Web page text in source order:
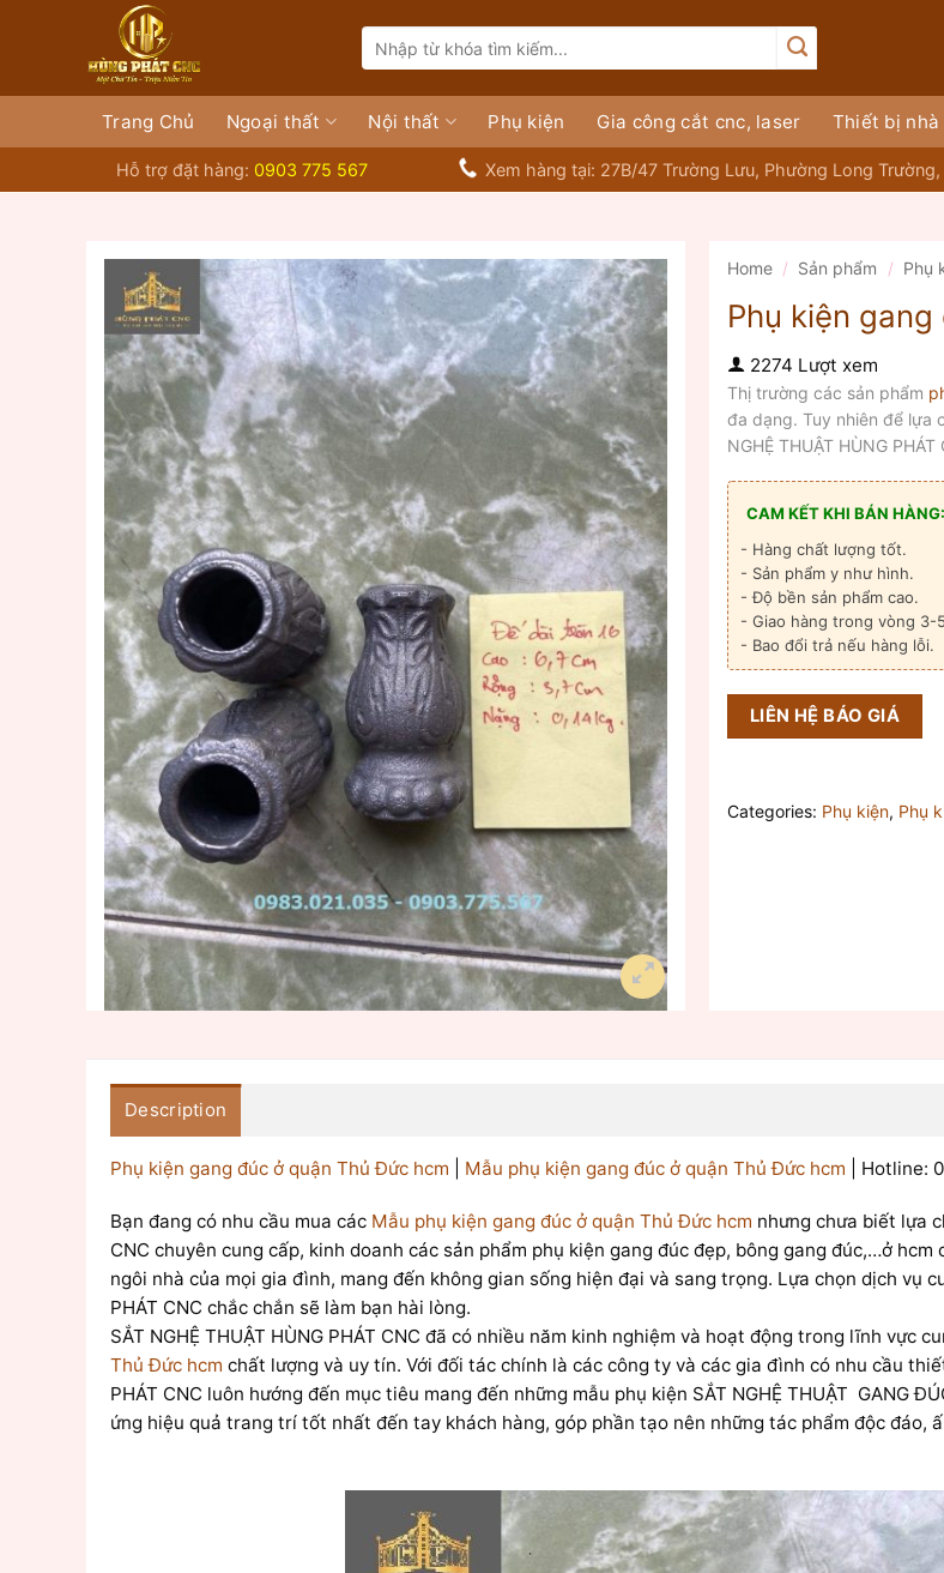
dung
for:
Trang Chủ Ngoại thất Nội thất Phụ kiện Gia công cắt cnc, laser Thiết bị nhà
Hỗ trợ đặt hàng: 0903 775 567 Xem hàng tại: 27B/47 Trường Lưu, Phường Long
Home / Sản phẩm / Phụ
Phụ kiện
2274 Lượt xem
Thị trường các sản phẩm
đa dạng. Tuy nhiên để lựa
NGHỆ THUẬT HÙNG
CAM KẾT KHI BÁN HÀNG:
- Hàng chất lượng tốt.
- Sản phẩm y như hình.
- Độ bền sản phẩm cao.
- Giao hàng trong vòng 3-
- Bao đổi trả nếu hàng lỗi.
LIÊN HỆ BÁO GIÁ
Categories: Phụ kiện, Phụ
Description
Phụ kiện gang đúc ở quận Thủ Đức hcm Mẫu phụ kiện gang đúc ở quận Thủ Đức hcm | Hotline:
Bạn đang có nhu cầu mua các Mẫu phụ kiện gang đúc ở quận Thủ Đức hcm nhưng chưa biết lựa
CNC chuyên cung cấp, kinh doanh các sản phẩm phụ kiện gang đúc đẹp, bông gang đúc,…ở
ngôi nhà của mọi gia đình, mang đến không gian sống hiện đại và sang trọng. Lựa chọn dịch vụ
PHÁT CNC chắc chắn sẽ làm bạn hài lòng.
SẮT NGHỆ THUẬT HÙNG PHÁT CNC đã có nhiều năm kinh nghiệm và hoạt động trong lĩnh vực
Thủ Đức hcm chất lượng và uy tín. Với đối tác chính là các công ty và các gia đình có nhu cầu
PHÁT CNC luôn hướng đến mục tiêu mang đến những mẫu phụ kiện SẮT NGHỆ THUẬT GANG
ứng hiệu quả trang trí tốt nhất đến tay khách hàng, góp phần tạo nên những tác phẩm độc đáo,